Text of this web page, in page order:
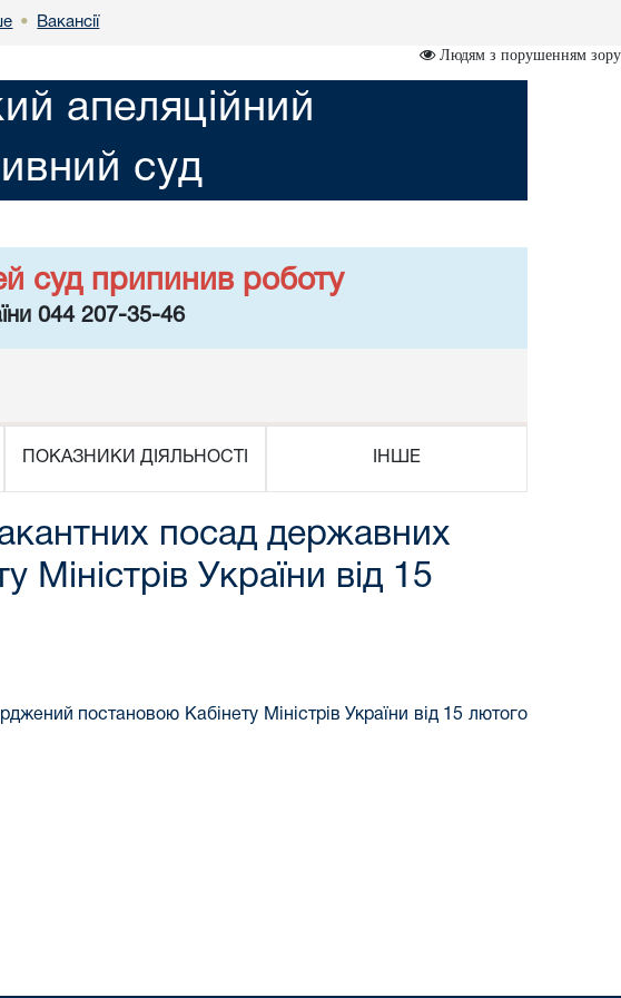
• Вакансії
Людям з порушенням зору
апеляційний
суд
суд припинив роботу
044 207-35-46
ПОКАЗНИКИ ДІЯЛЬНОСТІ ІНШЕ
посад державних
України від 15
постановою Кабінету Міністрів України від 15 лютого